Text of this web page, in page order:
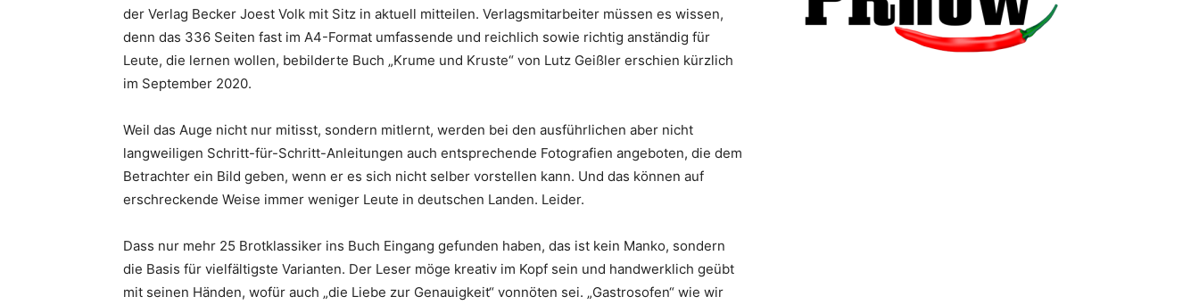
der Verlag Becker Joest Volk mit Sitz in aktuell mitteilen. Verlagsmitarbeiter müssen es wissen,
denn das 336 Seiten fast im A4-Format umfassende und reichlich sowie richtig anständig für
Leute, die lernen wollen, bebilderte Buch „Krume und Kruste“ von Lutz Geißler erschien kürzlich
im September 2020.
Weil das Auge nicht nur mitisst, sondern mitlernt, werden bei den ausführlichen aber nicht
langweiligen Schritt-für-Schritt-Anleitungen auch entsprechende Fotografien angeboten, die dem
Betrachter ein Bild geben, wenn er es sich nicht selber vorstellen kann. Und das können auf
erschreckende Weise immer weniger Leute in deutschen Landen. Leider.
Dass nur mehr 25 Brotklassiker ins Buch Eingang gefunden haben, das ist kein Manko, sondern
die Basis für vielfältigste Varianten. Der Leser möge kreativ im Kopf sein und handwerklich geübt
mit seinen Händen, wofür auch „die Liebe zur Genauigkeit“ vonnöten sei. „Gastrosofen“ wie wir